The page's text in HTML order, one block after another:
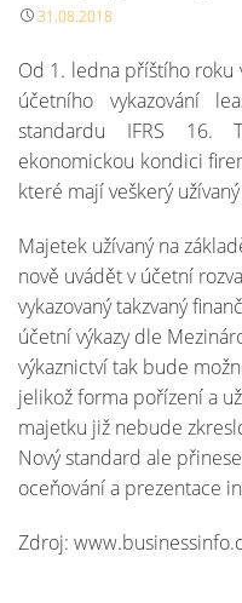
31.08.2018
Od 1. ledna příštího roku
účetního vykazování
standardu IFRS 16.
ekonomickou kondici
které mají veškerý
Majetek užívaný na
nově uvádět v účetní
vykazovaný takzvaný
účetní výkazy dle
výkaznictví tak bude
jelikož forma pořízení a
majetku již nebude
Nový standard ale
oceňování a prezentace
Zdroj: